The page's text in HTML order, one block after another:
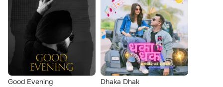
Good Evening Dhaka Dhak